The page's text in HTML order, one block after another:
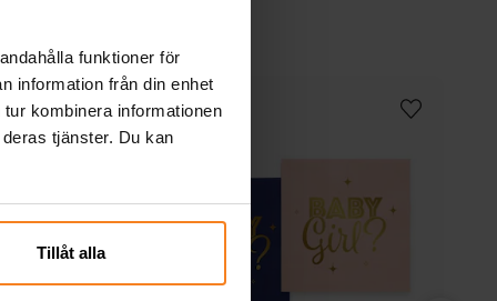
funktioner för
information från din enhet
kombinera informationen
tjänster. Du kan
Tillåt alla